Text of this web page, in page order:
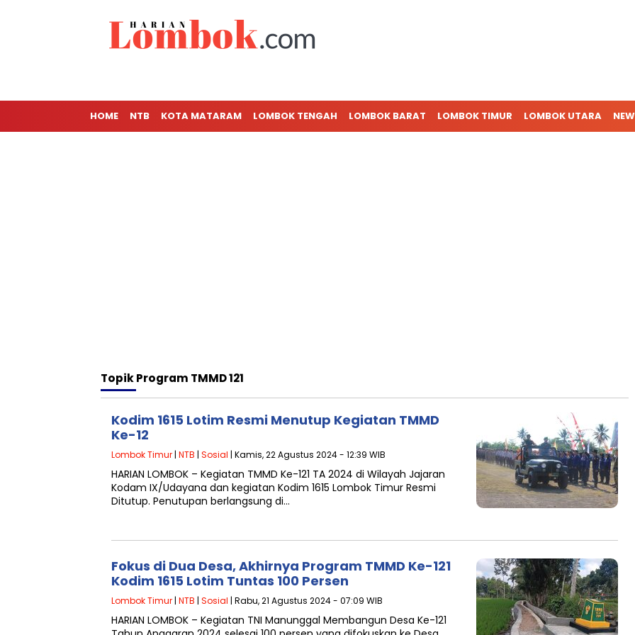
HOME NTB KOTA MATARAM LOMBOK TENGAH LOMBOK BARAT LOMBOK TIMUR LOMBOK UTARA
TopikProgram TMMD 121
Kodim 1615 Lotim Resmi Menutup Kegiatan TMMD
Ke-12
Lombok Timur | NTB | Sosial | Kamis, 22 Agustus 2024 - 12:39 WIB
HARIAN LOMBOK – Kegiatan TMMD Ke-121 TA 2024 di Wilayah Jajaran
Kodam IX/Udayana dan kegiatan Kodim 1615 Lombok Timur Resmi
Ditutup. Penutupan berlangsung di…
Fokus di Dua Desa, Akhirnya Program TMMD Ke-121
Kodim 1615 Lotim Tuntas 100 Persen
Lombok Timur | NTB | Sosial | Rabu, 21 Agustus 2024 - 07:09 WIB
HARIAN LOMBOK – Kegiatan TNI Manunggal Membangun Desa Ke-121